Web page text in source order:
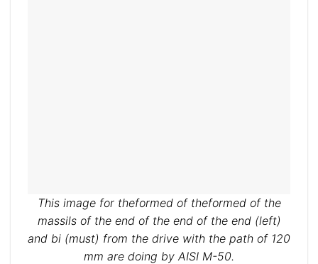
This image for theformed of theformed of the
massils of the end of the end of the end (left)
and bi (must) from the drive with the path of 120
mm are doing by AISI M-50.